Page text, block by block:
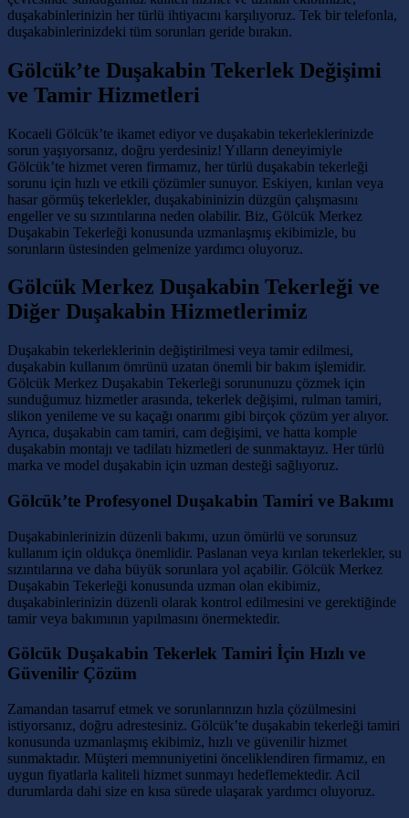
duşakabinlerinizin her türlü ihtiyacını karşılıyoruz. Tek bir telefonla,
duşakabinlerinizdeki tüm sorunları geride bırakın.
Gölcük’te Duşakabin Tekerlek Değişimi
ve Tamir Hizmetleri
Kocaeli Gölcük’te ikamet ediyor ve duşakabin tekerleklerinizde
sorun yaşıyorsanız, doğru yerdesiniz! Yılların deneyimiyle
Gölcük’te hizmet veren firmamız, her türlü duşakabin tekerleği
sorunu için hızlı ve etkili çözümler sunuyor. Eskiyen, kırılan veya
hasar görmüş tekerlekler, duşakabininizin düzgün çalışmasını
engeller ve su sızıntılarına neden olabilir. Biz, Gölcük Merkez
Duşakabin Tekerleği konusunda uzmanlaşmış ekibimizle, bu
sorunların üstesinden gelmenize yardımcı oluyoruz.
Gölcük Merkez Duşakabin Tekerleği ve
Diğer Duşakabin Hizmetlerimiz
Duşakabin tekerleklerinin değiştirilmesi veya tamir edilmesi,
duşakabin kullanım ömrünü uzatan önemli bir bakım işlemidir.
Gölcük Merkez Duşakabin Tekerleği sorununuzu çözmek için
sunduğumuz hizmetler arasında, tekerlek değişimi, rulman tamiri,
slikon yenileme ve su kaçağı onarımı gibi birçok çözüm yer alıyor.
Ayrıca, duşakabin cam tamiri, cam değişimi, ve hatta komple
duşakabin montajı ve tadilatı hizmetleri de sunmaktayız. Her türlü
marka ve model duşakabin için uzman desteği sağlıyoruz.
Gölcük’te Profesyonel Duşakabin Tamiri ve Bakımı
Duşakabinlerinizin düzenli bakımı, uzun ömürlü ve sorunsuz
kullanım için oldukça önemlidir. Paslanan veya kırılan tekerlekler, su
sızıntılarına ve daha büyük sorunlara yol açabilir. Gölcük Merkez
Duşakabin Tekerleği konusunda uzman olan ekibimiz,
duşakabinlerinizin düzenli olarak kontrol edilmesini ve gerektiğinde
tamir veya bakımının yapılmasını önermektedir.
Gölcük Duşakabin Tekerlek Tamiri İçin Hızlı ve
Güvenilir Çözüm
Zamandan tasarruf etmek ve sorunlarınızın hızla çözülmesini
istiyorsanız, doğru adrestesiniz. Gölcük’te duşakabin tekerleği tamiri
konusunda uzmanlaşmış ekibimiz, hızlı ve güvenilir hizmet
sunmaktadır. Müşteri memnuniyetini önceliklendiren firmamız, en
uygun fiyatlarla kaliteli hizmet sunmayı hedeflemektedir. Acil
durumlarda dahi size en kısa sürede ulaşarak yardımcı oluyoruz.